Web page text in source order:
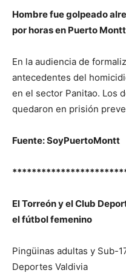
Hombre fue golpeado
por horas en Puerto Montt
En la audiencia de
antecedentes del
en el sector Panitao. Los
quedaron en prisión
Fuente: SoyPuertoMontt
El Torreón y el Club
el fútbol femenino
Pingüinas adultas y Sub-
Deportes Valdivia